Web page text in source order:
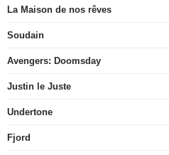
La Maison de nos rêves
Soudain
Avengers: Doomsday
Justin le Juste
Undertone
Fjord